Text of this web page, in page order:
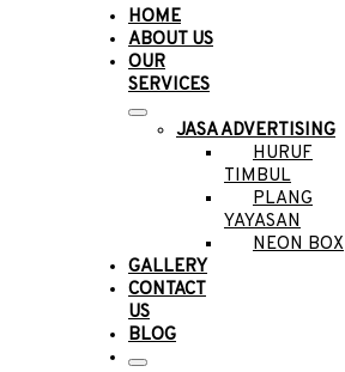
HOME
ABOUT US
OUR
SERVICES
JASA ADVERTISING
HURUF
TIMBUL
PLANG
YAYASAN
NEON BOX
GALLERY
CONTACT
US
BLOG